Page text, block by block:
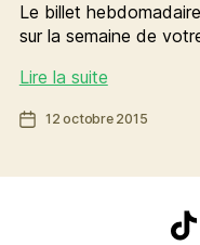
Le billet
sur la semaine de
Lire la suite[Ma
d’élue]
semaine
Charlotte
Date12 octobre 2015